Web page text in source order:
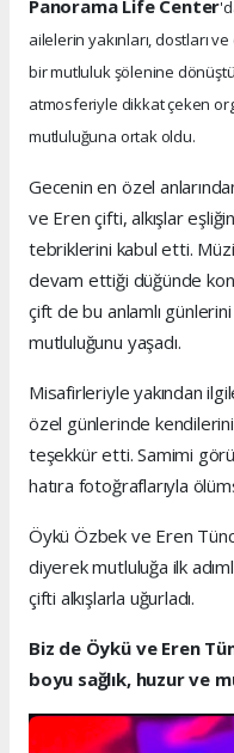
Panorama Life Center
ailelerin yakınları, dostları
bir mutluluk şölenine
atmosferiyle dikkat çeken
mutluluğuna ortak oldu.
Gecenin en özel
ve Eren çifti, alkışlar
tebriklerini kabul etti.
devam ettiği düğünde
çift de bu anlamlı
mutluluğunu yaşadı.
Misafirleriyle yakından
özel günlerinde
teşekkür etti. Samimi
hatıra fotoğraflarıyla
Öykü Özbek ve Eren
diyerek mutluluğa ilk
çifti alkışlarla uğurladı.
Biz de Öykü ve Eren
boyu sağlık, huzur ve